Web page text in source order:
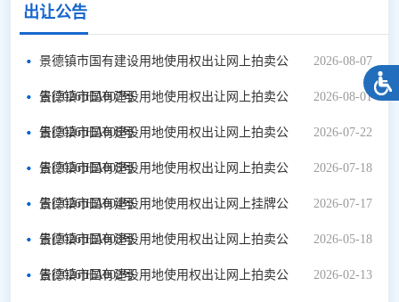
出让公告
2026-08-07
景德镇市国有建设用地使用权出让网上拍卖公
告[2026]HA007号 2026-08-01
景德镇市国有建设用地使用权出让网上拍卖公
告[2026]HA006号 2026-07-22
景德镇市国有建设用地使用权出让网上拍卖公
告[2026]HA005号 2026-07-18
景德镇市国有建设用地使用权出让网上拍卖公
告[2026]HA004号 2026-07-17
景德镇市国有建设用地使用权出让网上挂牌公
告[2026]HA003号 2026-05-18
景德镇市国有建设用地使用权出让网上拍卖公
告[2026]HA002号 2026-02-13
景德镇市国有建设用地使用权出让网上拍卖公